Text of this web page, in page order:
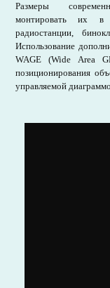
Размеры
монтировать их в
радиостанции,
Использование
WAGE (Wide Area
позиционирования
управляемой